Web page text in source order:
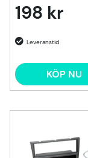
198 kr
KÖP NU